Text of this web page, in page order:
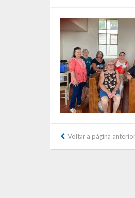
Voltar a página anterior